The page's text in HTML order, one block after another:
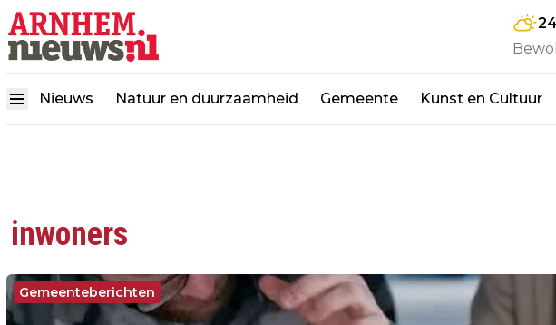
24
Nieuws Natuur en duurzaamheid Gemeente Kunst en Cultuur
inwoners
Gemeenteberichten